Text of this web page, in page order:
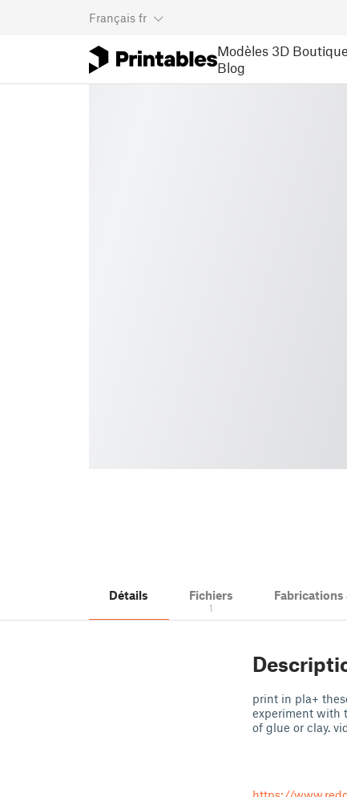
Français fr
Modèles 3D Boutique
Blog
Détails Fichiers
1
print in pla+
experiment with
of glue or clay.